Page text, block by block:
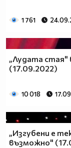
1 761
„Лудата стая"
(17.09.2022)
10 018
„Изгубени е
възможно"